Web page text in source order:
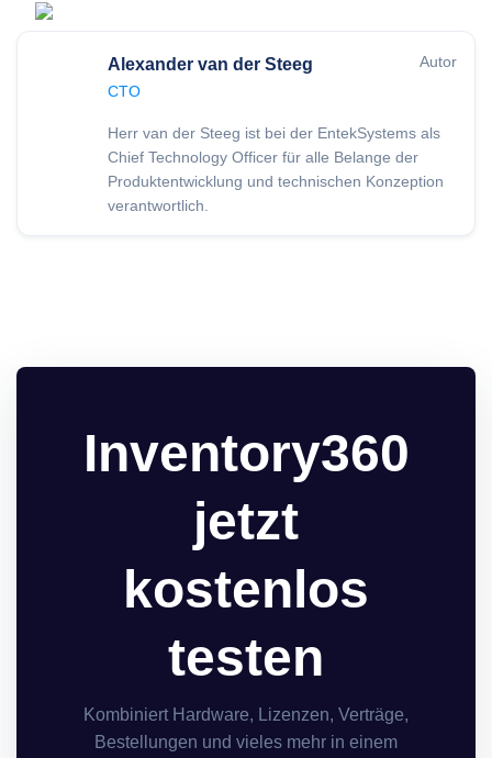
Alexander van der Steeg
Autor
CTO
Herr van der Steeg ist bei der EntekSystems als
Chief Technology Officer für alle Belange der
Produktentwicklung und technischen Konzeption
verantwortlich.
Inventory360
jetzt
kostenlos
testen
Kombiniert Hardware, Lizenzen, Verträge,
Bestellungen und vieles mehr in einem